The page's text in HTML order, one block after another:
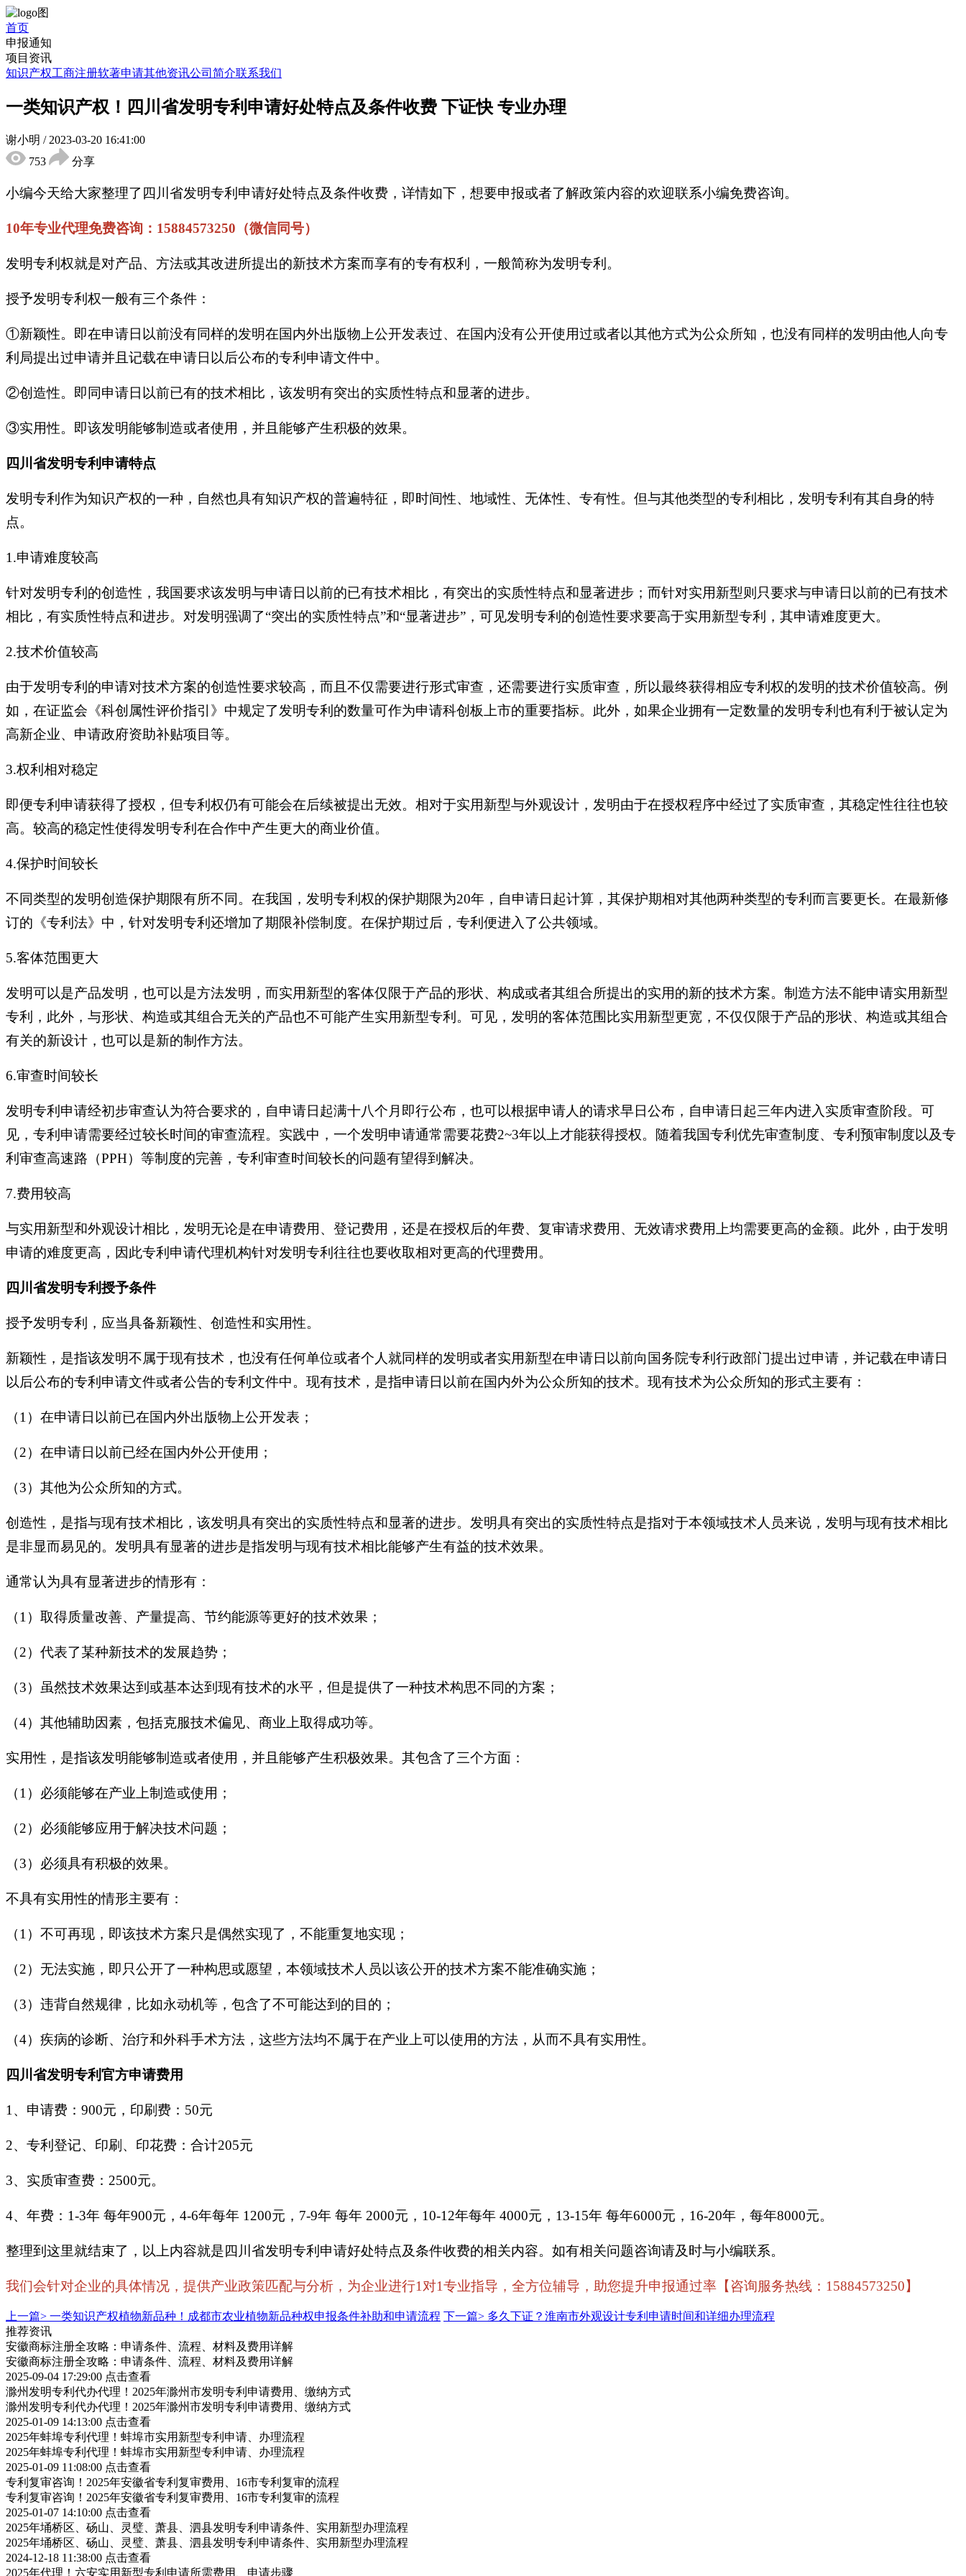
首页
申报通知
项目资讯
知识产权工商注册软著申请其他资讯公司简介联系我们
一类知识产权！四川省发明专利申请好处特点及条件收费 下证快 专业办理
谢小明 / 2023-03-20 16:41:00
753
分享
小编今天给大家整理了四川省发明专利申请好处特点及条件收费，详情如下，想要申报或者了解政策内容的欢迎联系小编免费咨询。
10年专业代理免费咨询：15884573250（微信同号）
发明专利权就是对产品、方法或其改进所提出的新技术方案而享有的专有权利，一般简称为发明专利。
授予发明专利权一般有三个条件：
①新颖性。即在申请日以前没有同样的发明在国内外出版物上公开发表过、在国内没有公开使用过或者以其他方式为公众所知，也没有同样的发明由他人向专
利局提出过申请并且记载在申请日以后公布的专利申请文件中。
②创造性。即同申请日以前已有的技术相比，该发明有突出的实质性特点和显著的进步。
③实用性。即该发明能够制造或者使用，并且能够产生积极的效果。
四川省发明专利申请特点
发明专利作为知识产权的一种，自然也具有知识产权的普遍特征，即时间性、地域性、无体性、专有性。但与其他类型的专利相比，发明专利有其自身的特
点。
1.申请难度较高
针对发明专利的创造性，我国要求该发明与申请日以前的已有技术相比，有突出的实质性特点和显著进步；而针对实用新型则只要求与申请日以前的已有技术
相比，有实质性特点和进步。对发明强调了“突出的实质性特点”和“显著进步”，可见发明专利的创造性要求要高于实用新型专利，其申请难度更大。
2.技术价值较高
由于发明专利的申请对技术方案的创造性要求较高，而且不仅需要进行形式审查，还需要进行实质审查，所以最终获得相应专利权的发明的技术价值较高。例
如，在证监会《科创属性评价指引》中规定了发明专利的数量可作为申请科创板上市的重要指标。此外，如果企业拥有一定数量的发明专利也有利于被认定为
高新企业、申请政府资助补贴项目等。
3.权利相对稳定
即便专利申请获得了授权，但专利权仍有可能会在后续被提出无效。相对于实用新型与外观设计，发明由于在授权程序中经过了实质审查，其稳定性往往也较
高。较高的稳定性使得发明专利在合作中产生更大的商业价值。
4.保护时间较长
不同类型的发明创造保护期限有所不同。在我国，发明专利权的保护期限为20年，自申请日起计算，其保护期相对其他两种类型的专利而言要更长。在最新修
订的《专利法》中，针对发明专利还增加了期限补偿制度。在保护期过后，专利便进入了公共领域。
5.客体范围更大
发明可以是产品发明，也可以是方法发明，而实用新型的客体仅限于产品的形状、构成或者其组合所提出的实用的新的技术方案。制造方法不能申请实用新型
专利，此外，与形状、构造或其组合无关的产品也不可能产生实用新型专利。可见，发明的客体范围比实用新型更宽，不仅仅限于产品的形状、构造或其组合
有关的新设计，也可以是新的制作方法。
6.审查时间较长
发明专利申请经初步审查认为符合要求的，自申请日起满十八个月即行公布，也可以根据申请人的请求早日公布，自申请日起三年内进入实质审查阶段。可
见，专利申请需要经过较长时间的审查流程。实践中，一个发明申请通常需要花费2~3年以上才能获得授权。随着我国专利优先审查制度、专利预审制度以及专
利审查高速路（PPH）等制度的完善，专利审查时间较长的问题有望得到解决。
7.费用较高
与实用新型和外观设计相比，发明无论是在申请费用、登记费用，还是在授权后的年费、复审请求费用、无效请求费用上均需要更高的金额。此外，由于发明
申请的难度更高，因此专利申请代理机构针对发明专利往往也要收取相对更高的代理费用。
四川省发明专利授予条件
授予发明专利，应当具备新颖性、创造性和实用性。
新颖性，是指该发明不属于现有技术，也没有任何单位或者个人就同样的发明或者实用新型在申请日以前向国务院专利行政部门提出过申请，并记载在申请日
以后公布的专利申请文件或者公告的专利文件中。现有技术，是指申请日以前在国内外为公众所知的技术。现有技术为公众所知的形式主要有：
（1） 在申请日以前已在国内外出版物上公开发表；
（2） 在申请日以前已经在国内外公开使用；
（3）其他为公众所知的方式。
创造性，是指与现有技术相比，该发明具有突出的实质性特点和显著的进步。发明具有突出的实质性特点是指对于本领域技术人员来说，发明与现有技术相比
是非显而易见的。发明具有显著的进步是指发明与现有技术相比能够产生有益的技术效果。
通常认为具有显著进步的情形有：
（1） 取得质量改善、产量提高、节约能源等更好的技术效果；
（2）代表了某种新技术的发展趋势；
（3）虽然技术效果达到或基本达到现有技术的水平，但是提供了一种技术构思不同的方案；
（4）其他辅助因素，包括克服技术偏见、商业上取得成功等。
实用性，是指该发明能够制造或者使用，并且能够产生积极效果。其包含了三个方面：
（1） 必须能够在产业上制造或使用；
（2） 必须能够应用于解决技术问题；
（3） 必须具有积极的效果。
不具有实用性的情形主要有：
（1） 不可再现，即该技术方案只是偶然实现了，不能重复地实现；
（2） 无法实施，即只公开了一种构思或愿望，本领域技术人员以该公开的技术方案不能准确实施；
（3） 违背自然规律，比如永动机等，包含了不可能达到的目的；
（4）疾病的诊断、治疗和外科手术方法，这些方法均不属于在产业上可以使用的方法，从而不具有实用性。
四川省发明专利官方申请费用
1、申请费：900元，印刷费：50元
2、专利登记、印刷、印花费：合计205元
3、实质审查费：2500元。
4、年费：1-3年 每年900元，4-6年每年 1200元，7-9年 每年 2000元，10-12年每年 4000元，13-15年 每年6000元，16-20年，每年8000元。
整理到这里就结束了，以上内容就是四川省发明专利申请好处特点及条件收费的相关内容。如有相关问题咨询请及时与小编联系。
我们会针对企业的具体情况，提供产业政策匹配与分析，为企业进行1对1专业指导，全方位辅导，助您提升申报通过率【咨询服务热线：15884573250】
上一篇> 一类知识产权植物新品种！成都市农业植物新品种权申报条件补助和申请流程 下一篇> 多久下证？淮南市外观设计专利申请时间和详细办理流程
推荐资讯
安徽商标注册全攻略：申请条件、流程、材料及费用详解
安徽商标注册全攻略：申请条件、流程、材料及费用详解
2025-09-04 17:29:00 点击查看
滁州发明专利代办代理！2025年滁州市发明专利申请费用、缴纳方式
滁州发明专利代办代理！2025年滁州市发明专利申请费用、缴纳方式
2025-01-09 14:13:00 点击查看
2025年蚌埠专利代理！蚌埠市实用新型专利申请、办理流程
2025年蚌埠专利代理！蚌埠市实用新型专利申请、办理流程
2025-01-09 11:08:00 点击查看
专利复审咨询！2025年安徽省专利复审费用、16市专利复审的流程
专利复审咨询！2025年安徽省专利复审费用、16市专利复审的流程
2025-01-07 14:10:00 点击查看
2025年埇桥区、砀山、灵璧、萧县、泗县发明专利申请条件、实用新型办理流程
2025年埇桥区、砀山、灵璧、萧县、泗县发明专利申请条件、实用新型办理流程
2024-12-18 11:38:00 点击查看
2025年代理！六安实用新型专利申请所需费用、申请步骤